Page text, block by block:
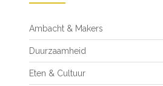
Ambacht & Makers
Duurzaamheid
Eten & Cultuur